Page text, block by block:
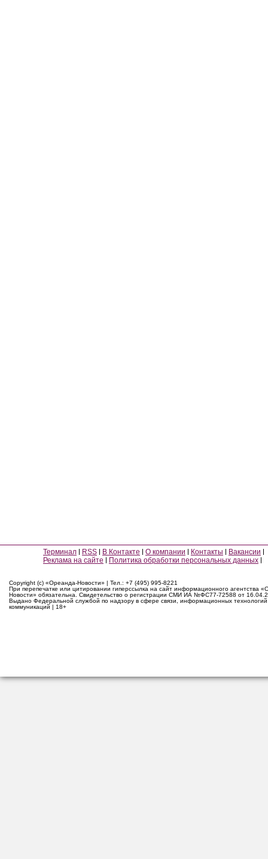
Терминал RSS В Контакте О компании Контакты
Вакансии
Реклама на сайте
Политика обработки персональных данных
Copyright (c) «Ореанда-Новости» | Тел.: +7 (495) 995-8221
При перепечатке или цитировании гиперссылка на сайт информационного агентства
Новости» обязательна. Свидетельство о регистрации СМИ ИА №ФС77-72588 от
Выдано Федеральной службой по надзору в сфере связи, информационных
коммуникаций | 18+